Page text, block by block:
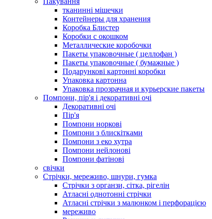
тканинні мішечки
Контейнеры для хранения
Коробка Блистер
Коробки с окошком
Металлические коробочки
Пакеты упаковочные ( целлофан )
Пакеты упаковочные ( бумажные )
Подарункові картонні коробки
Упаковка картонна
Упаковка прозрачная и курьерские пакеты
Помпони, пір'я і декоративні очі
Декоративні очі
Пір'я
Помпони норкові
Помпони з блискітками
Помпони з еко хутра
Помпони нейлонові
Помпони фатінові
свічки
Стрічки, мереживо, шнури, гумка
Стрічки з органзи, сітка, рігелін
Атласні однотонні стрічки
Атласні стрічки з малюнком і перфорацією
мереживо